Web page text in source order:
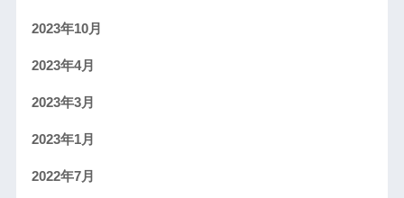
2023年10月
2023年4月
2023年3月
2023年1月
2022年7月